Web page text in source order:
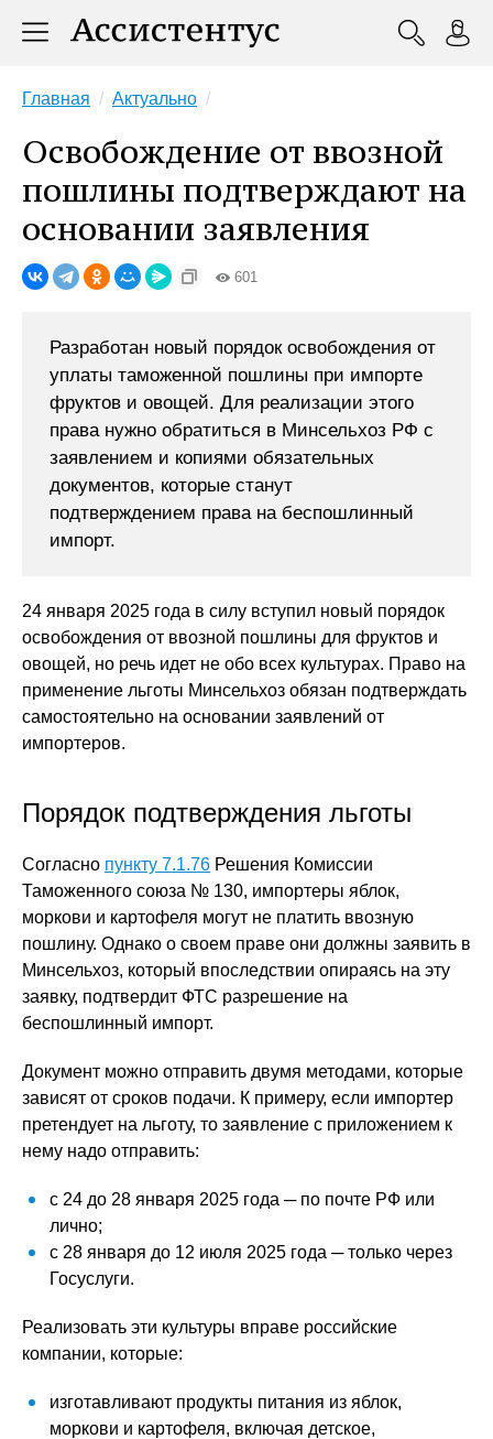
Главная Актуально
Освобождение от ввозной
пошлины подтверждают на
основании заявления
601
Разработан новый порядок освобождения от
уплаты таможенной пошлины при импорте
фруктов и овощей. Для реализации этого
права нужно обратиться в Минсельхоз РФ с
заявлением и копиями обязательных
документов, которые станут
подтверждением права на беспошлинный
импорт.
24 января 2025 года в силу вступил новый порядок
освобождения от ввозной пошлины для фруктов и
овощей, но речь идет не обо всех культурах. Право на
применение льготы Минсельхоз обязан подтверждать
самостоятельно на основании заявлений от
импортеров.
Порядок подтверждения льготы
Согласно пункту 7.1.76 Решения Комиссии
Таможенного союза № 130, импортеры яблок,
моркови и картофеля могут не платить ввозную
пошлину. Однако о своем праве они должны заявить в
Минсельхоз, который впоследствии опираясь на эту
заявку, подтвердит ФТС разрешение на
беспошлинный импорт.
Документ можно отправить двумя методами, которые
зависят от сроков подачи. К примеру, если импортер
претендует на льготу, то заявление с приложением к
нему надо отправить:
с 24 до 28 января 2025 года ─ по почте РФ или
лично;
с 28 января до 12 июля 2025 года ─ только через
Госуслуги.
Реализовать эти культуры вправе российские
компании, которые:
изготавливают продукты питания из яблок,
моркови и картофеля, включая детское,